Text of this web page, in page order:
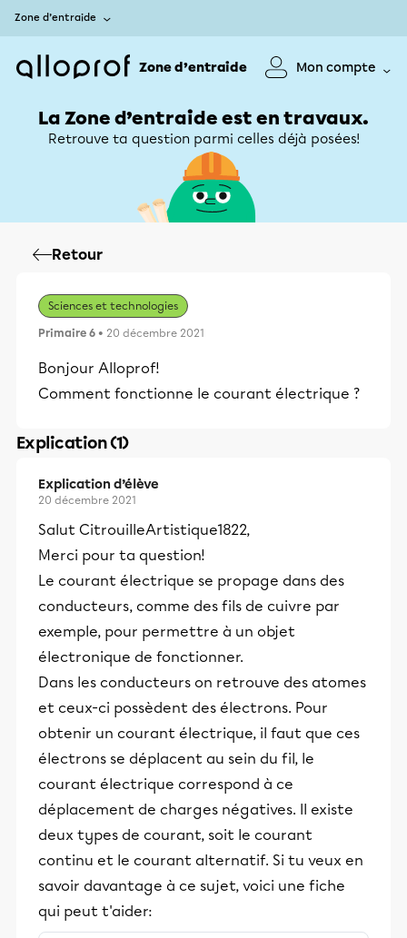
Zone d’entraide
Zone d’entraide Mon compte
La Zone d’entraide est en travaux.
Retrouve ta question parmi celles déjà posées!
Retour
Sciences et technologies
Primaire 6 • 20 décembre 2021
Bonjour Alloprof!
Comment fonctionne le courant électrique ?
Explication (1)
Explication d’élève
20 décembre 2021
Salut CitrouilleArtistique1822,
Merci pour ta question!
Le courant électrique se propage dans des
conducteurs, comme des fils de cuivre par
exemple, pour permettre à un objet
électronique de fonctionner.
Dans les conducteurs on retrouve des atomes
et ceux-ci possèdent des électrons. Pour
obtenir un courant électrique, il faut que ces
électrons se déplacent au sein du fil, le
courant électrique correspond à ce
déplacement de charges négatives. Il existe
deux types de courant, soit le courant
continu et le courant alternatif. Si tu veux en
savoir davantage à ce sujet, voici une fiche
qui peut t'aider: